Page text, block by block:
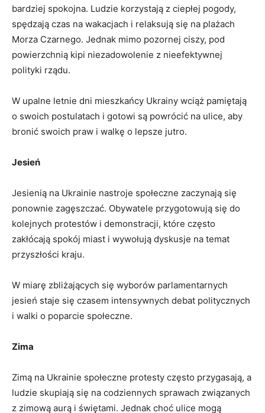
bardziej spokojna. Ludzie korzystają z ciepłej pogody,
spędzają czas ​na​ wakacjach⁤ i relaksują się na plażach
Morza Czarnego. Jednak mimo ⁢pozornej ciszy, pod
powierzchnią kipi ‌niezadowolenie z nieefektywnej
polityki rządu.
W⁣ upalne letnie dni mieszkańcy Ukrainy wciąż pamiętają
o swoich postulatach i⁢ gotowi są powrócić na ulice, aby
bronić swoich praw ​i walkę ​o ⁤lepsze jutro.
Jesień
Jesienią na Ukrainie nastroje społeczne⁢ zaczynają się ​
ponownie zagęszczać. Obywatele przygotowują się do
kolejnych protestów i ‌demonstracji, które często
⁢zakłócają spokój miast i wywołują⁣ dyskusje na temat
przyszłości kraju.
W miarę‌ zbliżających ‌się wyborów parlamentarnych
jesień staje się czasem ​intensywnych debat⁤ politycznych
i walki o poparcie społeczne.
Zima
Zimą na​ Ukrainie społeczne protesty często ⁤przygasają, a
ludzie skupiają się na codziennych‌ sprawach związanych
z zimową aurą i ‌świętami. Jednak choć ulice mogą